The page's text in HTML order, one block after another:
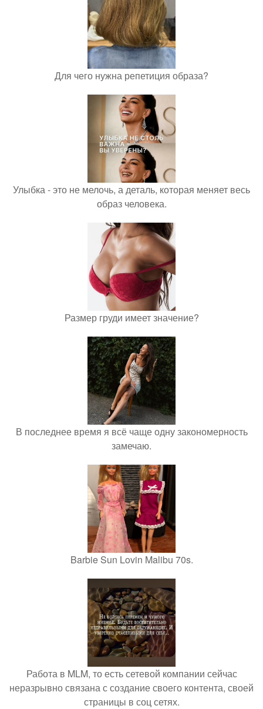
Для чего нужна репетиция образа?
Улыбка - это не мелочь, а деталь, которая меняет весь
образ человека.
Размер груди имеет значение?
В последнее время я всё чаще одну закономерность
замечаю.
Barbie Sun Lovin Malibu 70s.
Работа в MLM, то есть сетевой компании сейчас
неразрывно связана с создание своего контента, своей
страницы в соц сетях.